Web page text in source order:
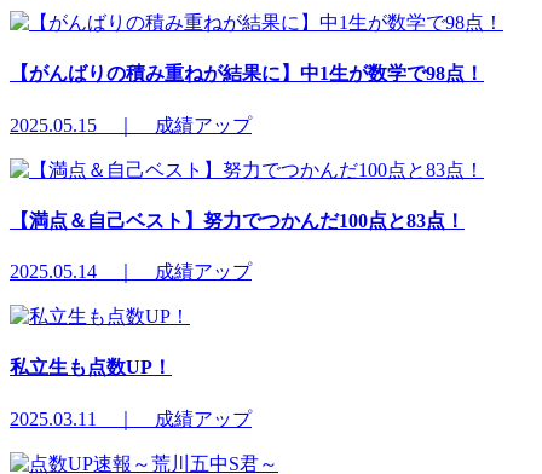
【がんばりの積み重ねが結果に】中1生が数学で98点！
2025.05.15 ｜ 成績アップ
【満点＆自己ベスト】努力でつかんだ100点と83点！
2025.05.14 ｜ 成績アップ
私立生も点数UP！
2025.03.11 ｜ 成績アップ